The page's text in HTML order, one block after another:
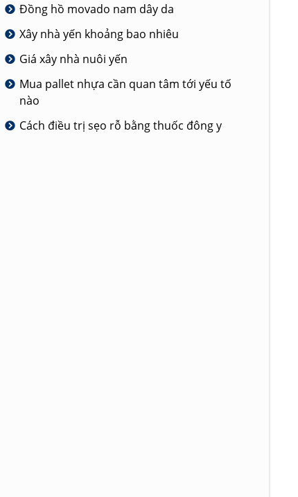
Đồng hồ movado nam dây da
Xây nhà yến khoảng bao nhiêu
Giá xây nhà nuôi yến
Mua pallet nhựa cần quan tâm tới yếu tố
nào
Cách điều trị sẹo rỗ bằng thuốc đông y